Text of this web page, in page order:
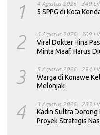
1 4 Agustus 2026 340
5 SPPG di Kota
2 6 Agustus 2026 309
Viral Dokter Hina
Minta Maaf, Harus
3 5 Agustus 2026 294
Warga di Konawe
Melonjak
4 3 Agustus 2026 283
Kadin Sultra
Proyek Strategis